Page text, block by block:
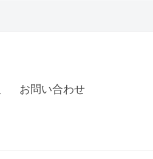
お問い合わせ